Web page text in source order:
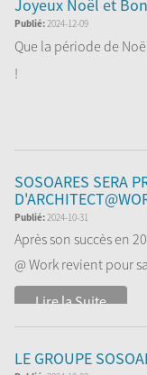
Joyeux Noël et
Publié:2024-12-09
Que la période de
!
SOSOARES SERA
Publié:2024-10-31
Après son succès en
@ Work revient pour
Lire la Suite
LE GROUPE